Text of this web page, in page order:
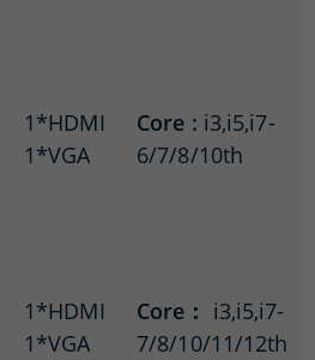
1*HDMI
1*VGA
Core : i3,i5,i7-
6/7/8/10th
1*HDMI
1*VGA
Core： i3,i5,i7-
7/8/10/11/12th